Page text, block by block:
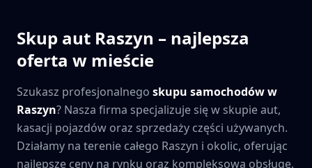
Skup aut Raszyn – najlepsza
oferta w mieście
Szukasz profesjonalnego skupu samochodów w
Raszyn? Nasza firma specjalizuje się w skupie aut,
kasacji pojazdów oraz sprzedaży części używanych.
Działamy na terenie całego Raszyn i okolic, oferując
najlepsze ceny na rynku oraz kompleksową obsługę.